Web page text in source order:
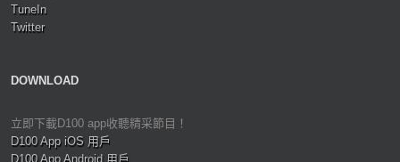
TuneIn
Twitter
DOWNLOAD
立即下載D100 app收聽精采節目！
D100 App iOS 用戶
D100 App Android 用戶